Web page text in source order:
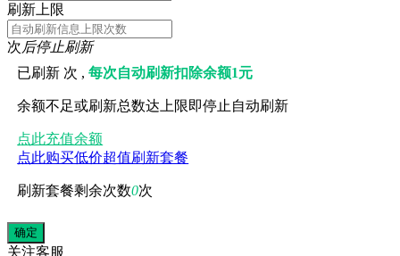
刷新上限
次后停止刷新
已刷新 次 ,每次自动刷新扣除余额1元
余额不足或刷新总数达上限即停止自动刷新
点此充值余额
点此购买低价超值刷新套餐
刷新套餐剩余次数0次
关注客服